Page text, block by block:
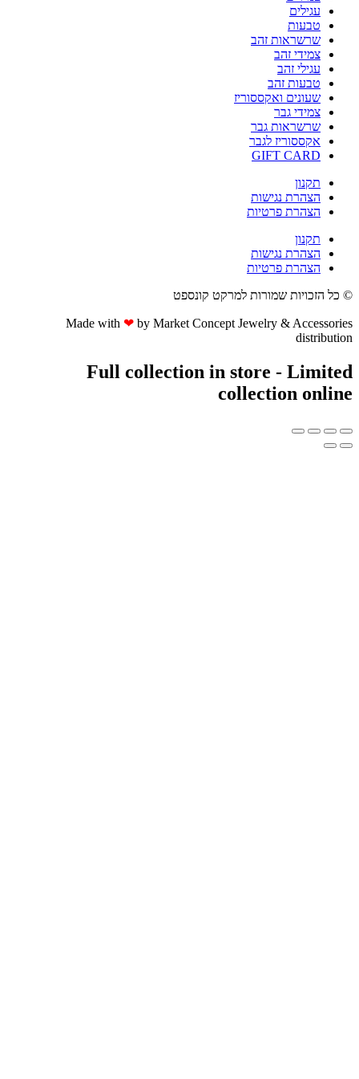
זהב
ואקססוריז
גבר
לגבר
GIFT
נגישות
פרטיות
נגישות
פרטיות
שמורות למרקט קונספט
Made with ❤by Market Concept Jewelry &
Full collection in store -